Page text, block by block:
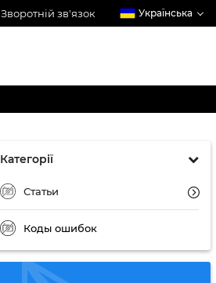
Зворотній зв'язок Українська
Категорії
Статьи
Коды ошибок